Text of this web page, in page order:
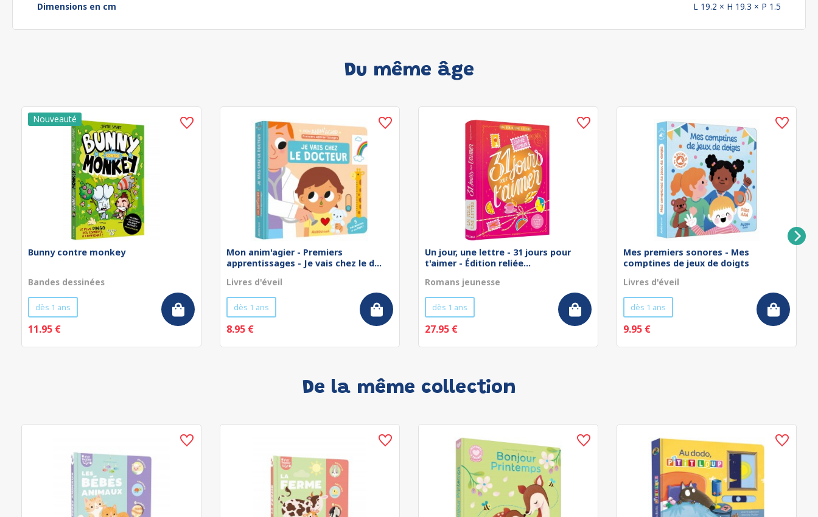
Dimensions en cm
L 19.2 × H 19.3 × P 1.5
Du même âge
Bunny contre monkey
Bandes dessinées
dès 1 ans
11.95 €
Mon anim'agier - Premiers
apprentissages - Je vais chez le d...
Livres d'éveil
dès 1 ans
8.95 €
Un jour, une lettre - 31 jours pour
t'aimer - Édition reliée...
Romans jeunesse
dès 1 ans
27.95 €
Mes premiers sonores - Mes
comptines de jeux de doigts
Livres d'éveil
dès 1 ans
9.95 €
De la même collection